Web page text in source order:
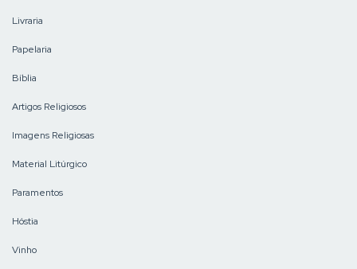
Livraria
Papelaria
Bíblia
Artigos Religiosos
Imagens Religiosas
Material Litúrgico
Paramentos
Hóstia
Vinho